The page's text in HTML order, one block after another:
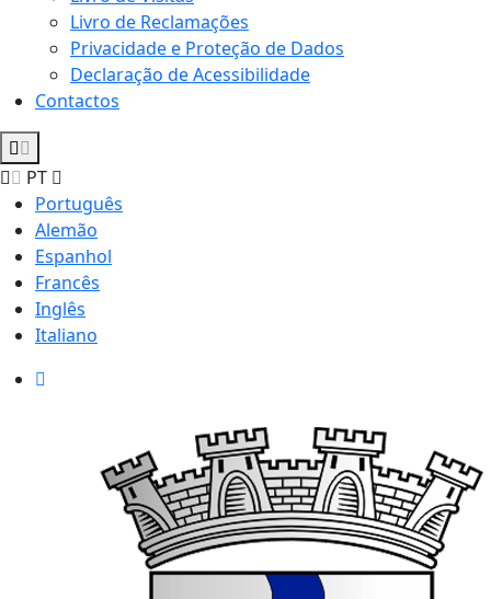
Livro de Reclamações
Privacidade e Proteção de Dados
Declaração de Acessibilidade
Contactos
PT
Português
Alemão
Espanhol
Francês
Inglês
Italiano